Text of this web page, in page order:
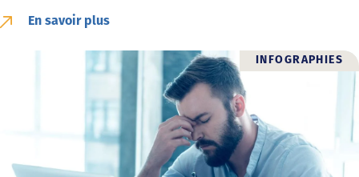
En savoir plus
INFOGRAPHIES